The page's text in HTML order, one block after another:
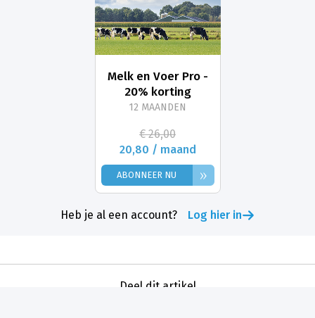
Melk en Voer Pro -
20% korting
12 MAANDEN
€ 26,00
20,80 / maand
ABONNEER NU »
Heb je al een account? Log hier in
Deel dit artikel